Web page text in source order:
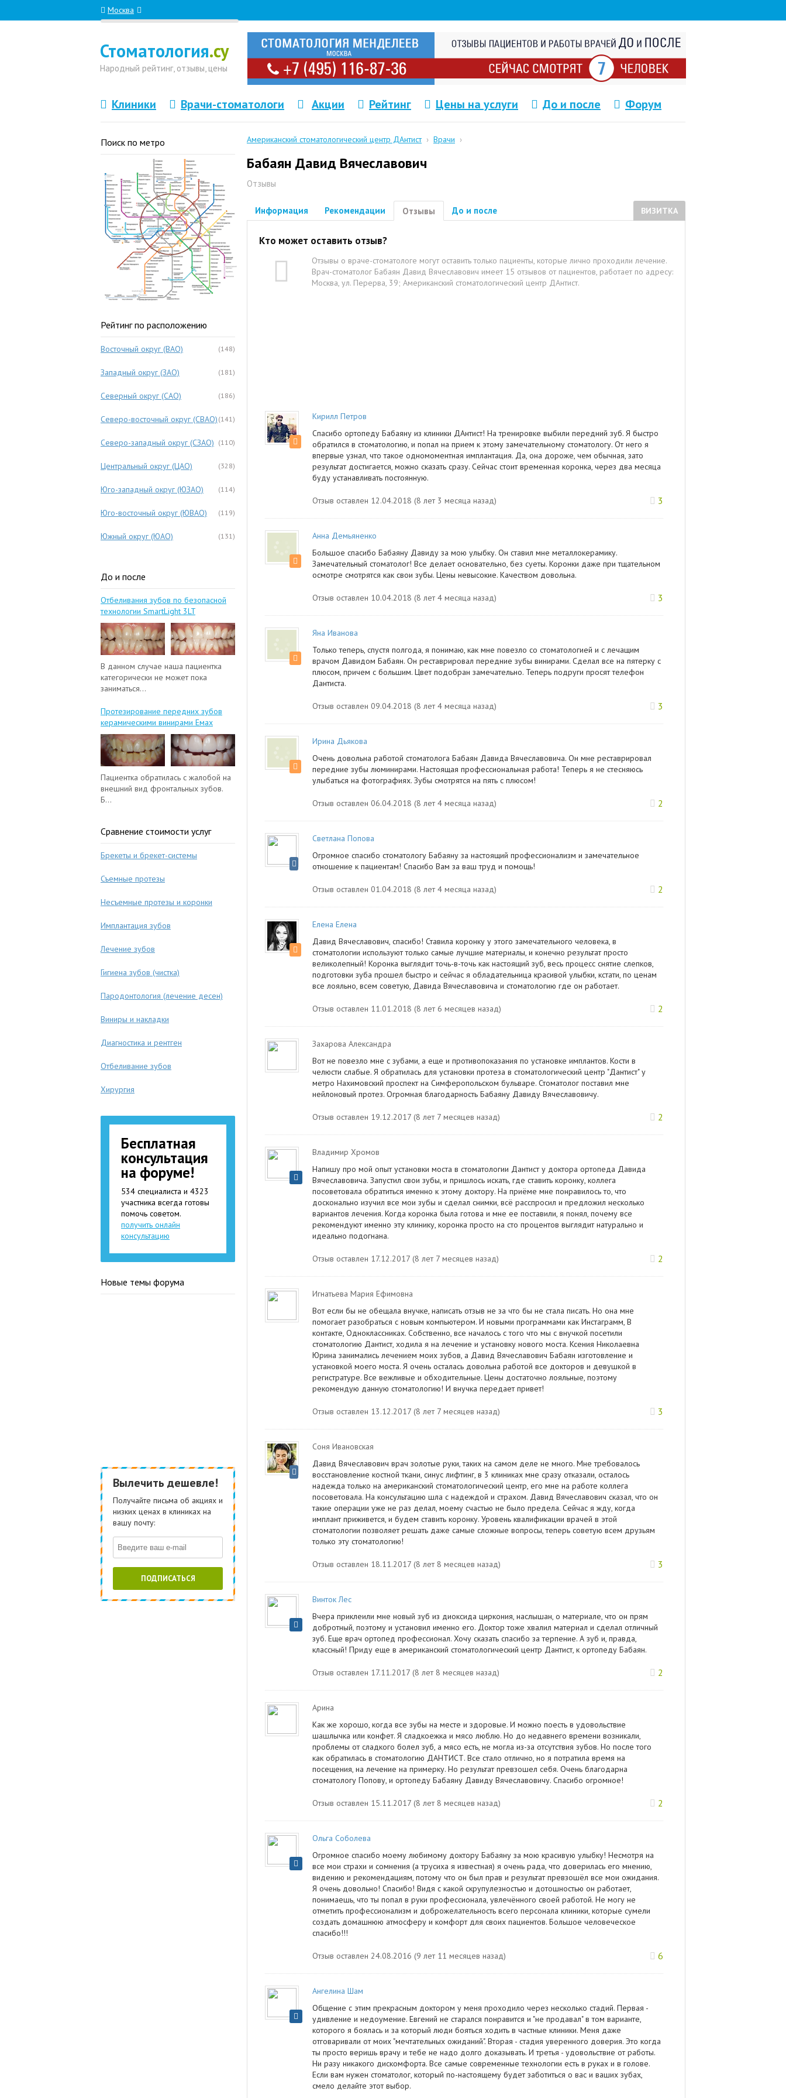
Москва
Стоматология.су
Народный рейтинг, отзывы, цены
Клиники Врачи-стоматологи Акции Рейтинг Цены на услуги До и после Форум
Американский стоматологический центр ДАнтист › Врачи ›
Бабаян Давид Вячеславович
Отзывы
ВИЗИТКА
Информация Рекомендации Отзывы До и после
Кто может оставить отзыв?
Отзывы о враче-стоматологе могут оставить только пациенты, которые лично проходили лечение.
Врач-стоматолог Бабаян Давид Вячеславович имеет 15 отзывов от пациентов, работает по адресу:
Москва, ул. Перерва, 39; Американский стоматологический центр ДАнтист.
Кирилл Петров
Спасибо ортопеду Бабаяну из клиники ДАнтист! На тренировке выбили передний зуб. Я быстро
обратился в стоматологию, и попал на прием к этому замечательному стоматологу. От него я
впервые узнал, что такое одномоментная имплантация. Да, она дороже, чем обычная, зато
результат достигается, можно сказать сразу. Сейчас стоит временная коронка, через два месяца
буду устанавливать постоянную.
Отзыв оставлен 12.04.2018 (8 лет 3 месяца назад) 3
Анна Демьяненко
Большое спасибо Бабаяну Давиду за мою улыбку. Он ставил мне металлокерамику.
Замечательный стоматолог! Все делает основательно, без суеты. Коронки даже при тщательном
осмотре смотрятся как свои зубы. Цены невысокие. Качеством довольна.
Отзыв оставлен 10.04.2018 (8 лет 4 месяца назад) 3
Яна Иванова
Только теперь, спустя полгода, я понимаю, как мне повезло со стоматологией и с лечащим
врачом Давидом Бабаян. Он реставрировал передние зубы винирами. Сделал все на пятерку с
плюсом, причем с большим. Цвет подобран замечательно. Теперь подруги просят телефон
Дантиста.
Отзыв оставлен 09.04.2018 (8 лет 4 месяца назад) 3
Ирина Дьякова
Очень довольна работой стоматолога Бабаян Давида Вячеславовича. Он мне реставрировал
передние зубы люминирами. Настоящая профессиональная работа! Теперь я не стесняюсь
улыбаться на фотографиях. Зубы смотрятся на пять с плюсом!
Отзыв оставлен 06.04.2018 (8 лет 4 месяца назад) 2
Светлана Попова
Огромное спасибо стоматологу Бабаяну за настоящий профессионализм и замечательное
отношение к пациентам! Спасибо Вам за ваш труд и помощь!
Отзыв оставлен 01.04.2018 (8 лет 4 месяца назад) 2
Елена Елена
Давид Вячеславович, спасибо! Ставила коронку у этого замечательного человека, в
стоматологии используют только самые лучшие материалы, и конечно результат просто
великолепный! Коронка выглядит точь-в-точь как настоящий зуб, весь процесс снятие слепков,
подготовки зуба прошел быстро и сейчас я обладательница красивой улыбки, кстати, по ценам
все лояльно, всем советую, Давида Вячеславовича и стоматологию где он работает.
Отзыв оставлен 11.01.2018 (8 лет 6 месяцев назад) 2
Захарова Александра
Вот не повезло мне с зубами, а еще и противопоказания по установке имплантов. Кости в
челюсти слабые. Я обратилась для установки протеза в стоматологический центр "Дантист" у
метро Нахимовский проспект на Симферопольском бульваре. Стоматолог поставил мне
нейлоновый протез. Огромная благодарность Бабаяну Давиду Вячеславовичу.
Отзыв оставлен 19.12.2017 (8 лет 7 месяцев назад) 2
Владимир Хромов
Напишу про мой опыт установки моста в стоматологии Дантист у доктора ортопеда Давида
Вячеславовича. Запустил свои зубы, и пришлось искать, где ставить коронку, коллега
посоветовала обратиться именно к этому доктору. На приёме мне понравилось то, что
досконально изучил все мои зубы и сделал снимки, всё расспросил и предложил несколько
вариантов лечения. Когда коронка была готова и мне ее поставили, я понял, почему все
рекомендуют именно эту клинику, коронка просто на сто процентов выглядит натурально и
идеально подогнана.
Отзыв оставлен 17.12.2017 (8 лет 7 месяцев назад) 2
Игнатьева Мария Ефимовна
Вот если бы не обещала внучке, написать отзыв не за что бы не стала писать. Но она мне
помогает разобраться с новым компьютером. И новыми программами как Инстаграмм, В
контакте, Одноклассниках. Собственно, все началось с того что мы с внучкой посетили
стоматологию Дантист, ходила я на лечение и установку нового моста. Ксения Николаевна
Юрина занимались лечением моих зубов, а Давид Вячеславович Бабаян изготовление и
установкой моего моста. Я очень осталась довольна работой все докторов и девушкой в
регистратуре. Все вежливые и обходительные. Цены достаточно лояльные, поэтому
рекомендую данную стоматологию! И внучка передает привет!
Отзыв оставлен 13.12.2017 (8 лет 7 месяцев назад) 3
Соня Ивановская
Давид Вячеславович врач золотые руки, таких на самом деле не много. Мне требовалось
восстановление костной ткани, синус лифтинг, в 3 клиниках мне сразу отказали, осталось
надежда только на американский стоматологический центр, его мне на работе коллега
посоветовала. На консультацию шла с надеждой и страхом. Давид Вячеславович сказал, что он
такие операции уже не раз делал, моему счастью не было предела. Сейчас я жду, когда
имплант приживется, и будем ставить коронку. Уровень квалификации врачей в этой
стоматологии позволяет решать даже самые сложные вопросы, теперь советую всем друзьям
только эту стоматологию!
Отзыв оставлен 18.11.2017 (8 лет 8 месяцев назад) 3
Винток Лес
Вчера приклеили мне новый зуб из диоксида циркония, наслышан, о материале, что он прям
добротный, поэтому и установил именно его. Доктор тоже хвалил материал и сделал отличный
зуб. Еще врач ортопед профессионал. Хочу сказать спасибо за терпение. А зуб и, правда,
классный! Приду еще в американский стоматологический центр Дантист, к ортопеду Бабаян.
Отзыв оставлен 17.11.2017 (8 лет 8 месяцев назад) 2
Арина
Как же хорошо, когда все зубы на месте и здоровые. И можно поесть в удовольствие
шашлычка или конфет. Я сладкоежка и мясо люблю. Но до недавнего времени возникали,
проблемы от сладкого болел зуб, а мясо есть, не могла из-за отсутствия зубов. Но после того
как обратилась в стоматологию ДАНТИСТ. Все стало отлично, но я потратила время на
посещения, на лечение на примерку. Но результат превзошел себя. Очень благодарна
стоматологу Попову, и ортопеду Бабаяну Давиду Вячеславовичу. Спасибо огромное!
Отзыв оставлен 15.11.2017 (8 лет 8 месяцев назад) 2
Ольга Соболева
Огромное спасибо моему любимому доктору Бабаяну за мою красивую улыбку! Несмотря на
все мои страхи и сомнения (а трусиха я известная) я очень рада, что доверилась его мнению,
видению и рекомендациям, потому что он был прав и результат превзошёл все мои ожидания.
Я очень довольно! Спасибо! Видя с какой скрупулезностью и дотошностью он работает,
понимаешь, что ты попал в руки профессионала, увлечённого своей работой. Не могу не
отметить профессионализм и доброжелательность всего персонала клиники, которые сумели
создать домашнюю атмосферу и комфорт для своих пациентов. Большое человеческое
спасибо!!!
Отзыв оставлен 24.08.2016 (9 лет 11 месяцев назад) 6
Ангелина Шам
Общение с этим прекрасным доктором у меня проходило через несколько стадий. Первая -
удивление и недоумение. Евгений не старался понравится и "не продавал" в том варианте,
которого я боялась и за который люди бояться ходить в частные клиники. Меня даже
отговаривали от моих "мечтательных ожиданий". Вторая - стадия уверенного доверия. Это когда
ты просто веришь врачу и тебе не надо долго доказывать. И третья - удовольствие от работы.
Ни разу никакого дискомфорта. Все самые современные технологии есть в руках и в голове.
Если вам нужен стоматолог, который по-настоящему будет заботиться о вас и ваших зубах,
смело делайте этот выбор.
Поиск по метро
Рейтинг по расположению
(148)
Восточный округ (ВАО)
(181)
Западный округ (ЗАО)
(186)
Северный округ (САО)
(141)
Северо-восточный округ (СВАО)
(110)
Северо-западный округ (СЗАО)
(328)
Центральный округ (ЦАО)
(114)
Юго-западный округ (ЮЗАО)
(119)
Юго-восточный округ (ЮВАО)
(131)
Южный округ (ЮАО)
До и после
Отбеливания зубов по безопасной
технологии SmartLight 3LT
В данном случае наша пациентка
категорически не может пока
заниматься...
Протезирование передних зубов
керамическими винирами Емах
Пациентка обратилась с жалобой на
внешний вид фронтальных зубов.
Б...
Сравнение стоимости услуг
Брекеты и брекет-системы
Съемные протезы
Несъемные протезы и коронки
Имплантация зубов
Лечение зубов
Гигиена зубов (чистка)
Пародонтология (лечение десен)
Виниры и накладки
Диагностика и рентген
Отбеливание зубов
Хирургия
Бесплатная
консультация
на форуме!
534 специалиста и 4323
участника всегда готовы
помочь советом.
получить онлайн
консультацию
Новые темы форума
Вылечить дешевле!
Получайте письма об акциях и
низких ценах в клиниках на
вашу почту:
ПОДПИСАТЬСЯ